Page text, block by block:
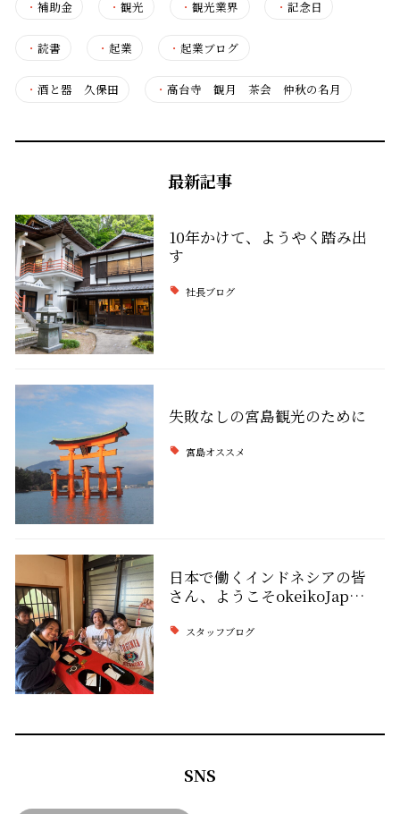
・ 補助金 ・観光 ・観光業界 ・ 記念日
・ 読書 ・起業 ・起業ブログ
・ 酒と器 久保田 ・高台寺 観月 茶会 仲秋の名月
最新記事
10年かけて、ようやく踏み出
す
社長ブログ
失敗なしの宮島観光のために
宮島オススメ
日本で働くインドネシアの皆
さん、ようこそokeikoJap…
スタッフブログ
SNS